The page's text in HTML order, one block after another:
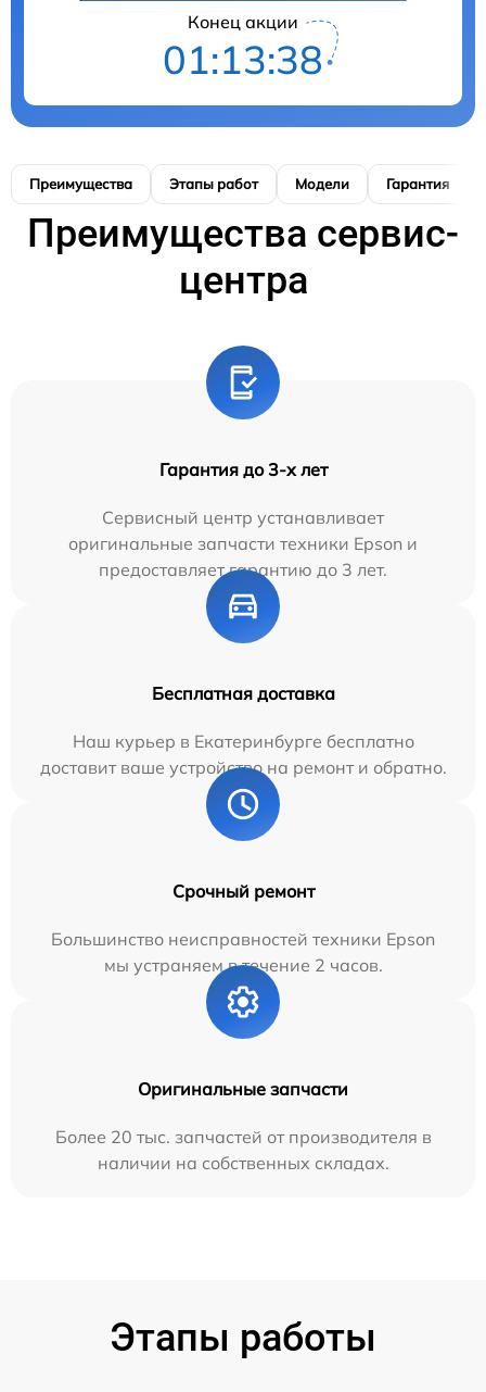
Конец акции
01:13:37
Преимущества Этапы работ Модели Гарантия
Преимущества сервис-
центра
Гарантия до 3-х лет
Сервисный центр устанавливает
оригинальные запчасти техники Epson и
предоставляет гарантию до 3 лет.
Бесплатная доставка
Наш курьер в Екатеринбурге бесплатно
доставит ваше устройство на ремонт и обратно.
Срочный ремонт
Большинство неисправностей техники Epson
мы устраняем в течение 2 часов.
Оригинальные запчасти
Более 20 тыс. запчастей от производителя в
наличии на собственных складах.
Этапы работы